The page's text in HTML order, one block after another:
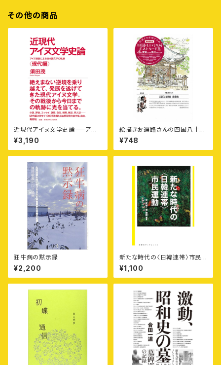
その他の商品
近現代アイヌ文学史論⸺アイ
ヌ民族による日本語文学の軌跡
〈現代編〉
¥3,190
絵描きお遍路さんの四国八十八
カ所御朱印付きポストカード集
〈第6集〉愛媛10カ寺・徳島（香
川）1カ寺
¥748
狂牛病の黙示録
¥2,200
新たな時代の〈日韓連帯〉市民
運動［寿郎社ブックレット4］
¥1,100